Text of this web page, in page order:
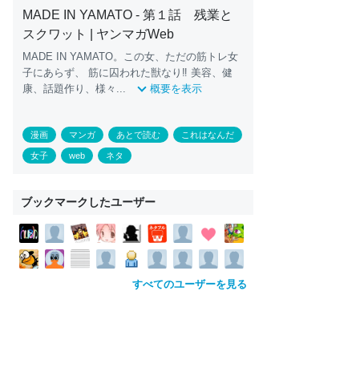
MADE IN YAMATO - 第１話 残業と
スクワット | ヤンマガWeb
MADE IN YAMATO。この女、ただの筋トレ女
子にあらず、 筋に囚われた獣なり‼ 美容、健
康、話題作り、様々...
概要を表示
漫画 マンガ あとで読む これはなんだ
女子 web ネタ
ブックマークしたユーザー
すべてのユーザーを見る